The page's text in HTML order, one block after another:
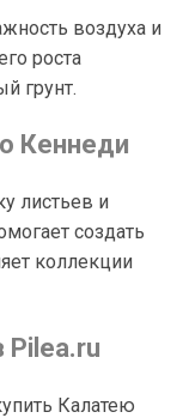
воздуха и
роста
грунт.
Кеннеди
листьев и
создать
коллекции
Pilea.ru
Калатею